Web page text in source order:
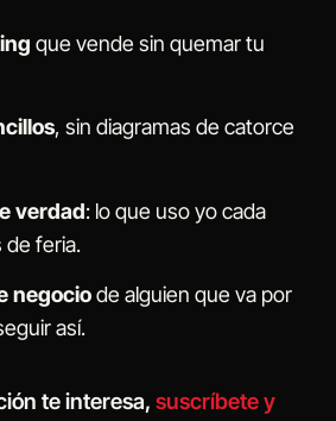
que vende sin quemar tu
, sin diagramas de catorce
verdad: lo que uso yo cada
de feria.
negociode alguien que va por
así.
te interesa, suscríbete y